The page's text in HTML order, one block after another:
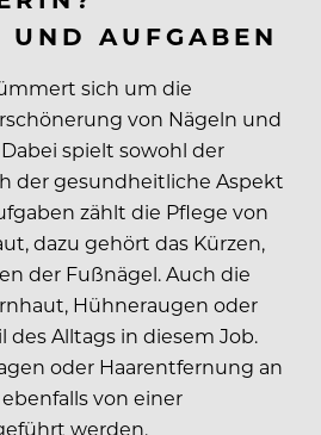
AUFGABEN
sich um die
von Nägeln und
spielt sowohl der
der gesundheitliche Aspekt
zählt die Pflege von
dazu gehört das Kürzen,
der Fußnägel. Auch die
Hühneraugen oder
des Alltags in diesem Job.
oder Haarentfernung an
von einer
werden.